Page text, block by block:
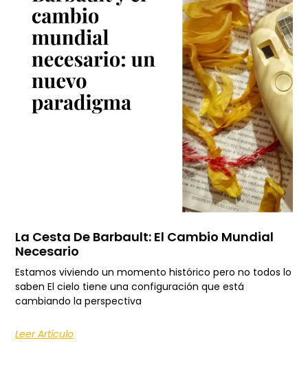
La Cesta De Barbault: El Cambio Mundial
Necesario
Estamos viviendo un momento histórico pero no todos lo
saben El cielo tiene una configuración que está
cambiando la perspectiva
Leer Artículo